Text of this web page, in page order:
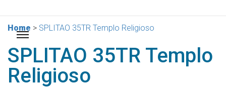
Home > SPLITAO 35TR Templo Religioso
SPLITAO 35TR Templo
Religioso